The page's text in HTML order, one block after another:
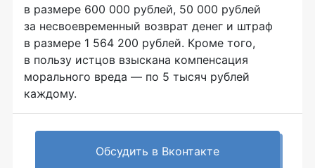
в размере 600 000 рублей, 50 000 рублей
за несвоевременный возврат денег и штраф
в размере 1 564 200 рублей. Кроме того,
в пользу истцов взыскана компенсация
морального вреда — по 5 тысяч рублей
каждому.
Обсудить в Вконтакте